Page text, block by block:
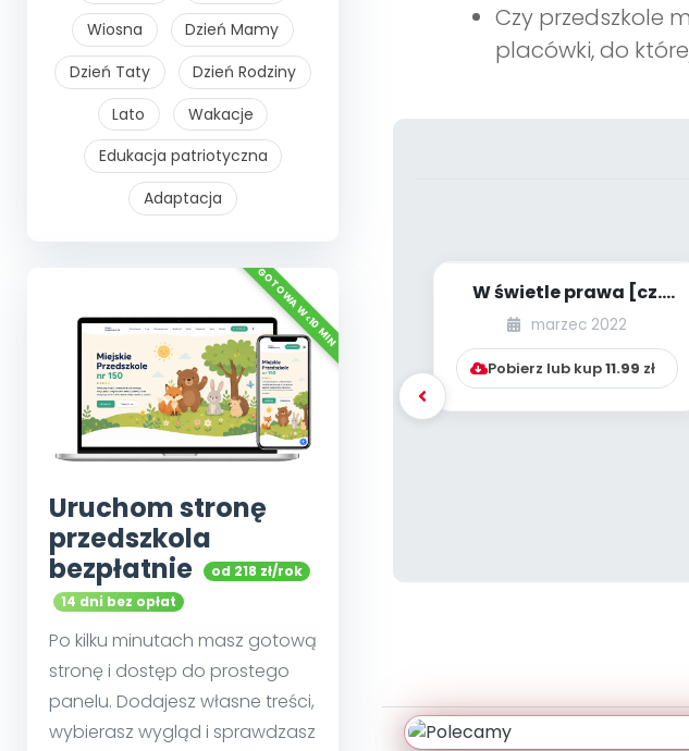
Wiosna
Dzień Mamy
Dzień Taty
Dzień Rodziny
Lato
Wakacje
Edukacja patriotyczna
Adaptacja
Uruchom stronę
przedszkola
bezpłatnie
od 218 zł/rok
14 dni bez opłat
Po kilku minutach masz gotową
stronę i dostęp do prostego
panelu. Dodajesz własne treści,
wybierasz wygląd i sprawdzasz
Czy przedszkole
placówki, do
W świetle prawa [cz.
52] [kącik eksperta]
marzec 2022
Pobierz lub kup11.99 zł